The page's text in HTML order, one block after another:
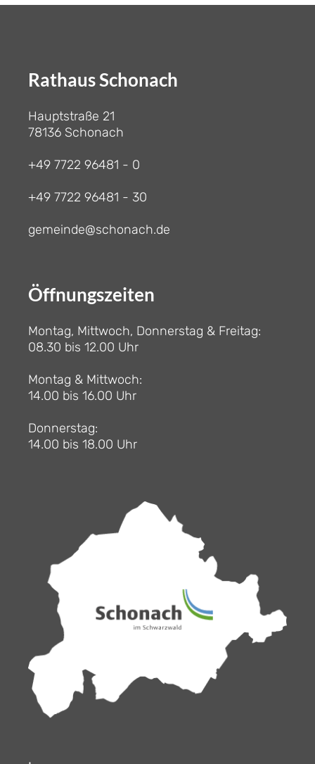
Rathaus Schonach
Hauptstraße 21
78136 Schonach
+49 7722 96481 - 0
+49 7722 96481 - 30
gemeinde@schonach.de
Öffnungszeiten
Montag, Mittwoch, Donnerstag & Freitag:
08.30 bis 12.00 Uhr
Montag & Mittwoch:
14.00 bis 16.00 Uhr
Donnerstag:
14.00 bis 18.00 Uhr